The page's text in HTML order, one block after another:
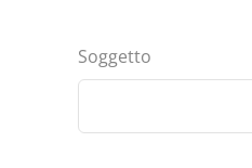
Soggetto